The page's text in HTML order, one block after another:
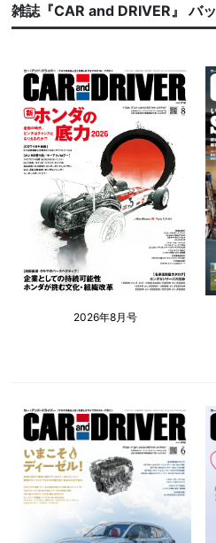
雑誌『CAR and DRIVER』 バ
2026年8月号